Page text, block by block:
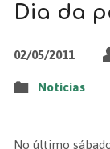
Dia da
02/05/2011
Notícias
No último